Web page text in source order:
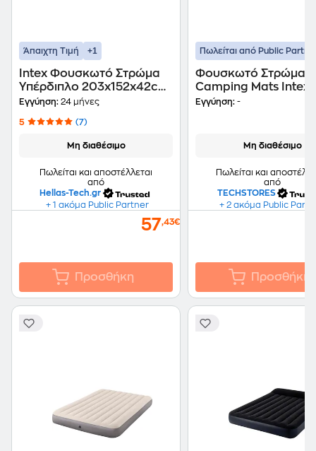
Άπαιχτη Τιμή +1
Intex Φουσκωτό Στρώμα
Υπέρδιπλο 203x152x42cm
Με Μαξιλάρι Σε Μπλε
Εγγύηση: 24 μήνες
5 (7)
Μη διαθέσιμο
Πωλείται και αποστέλλεται
από
Hellas-Tech.gr
+ 1 ακόμα Public Partner
57,43€
Προσθήκη
Πωλείται από Public
Φουσκωτό Στρώμα
Camping Mats Intex 7127x
193x 24cm 67999
Εγγύηση: -
Μη διαθέσιμο
Πωλείται και
από
TECHSTORES
+ 2 ακόμα Public
Προσθήκη